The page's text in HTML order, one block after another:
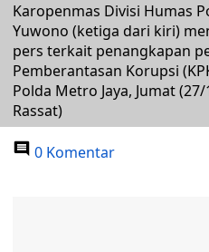
Karopenmas Divisi Humas
Yuwono (ketiga dari kiri)
pers terkait penangkapan
Pemberantasan Korupsi
Polda Metro Jaya, Jumat
Rassat)
0 Komentar